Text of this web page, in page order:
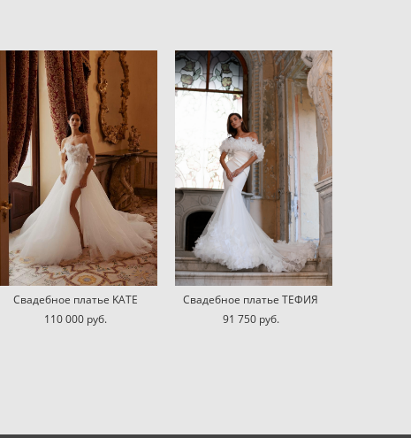
Свадебное платье KATE
110 000 pуб.
Свадебное платье ТЕФИЯ
91 750 pуб.